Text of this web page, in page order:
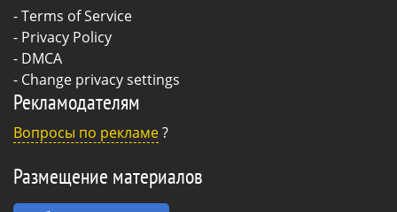
-Terms of Service
- Privacy Policy
- DMCA
- Change privacy settings
Рекламодателям
Вопросы по рекламе?
Размещение материалов